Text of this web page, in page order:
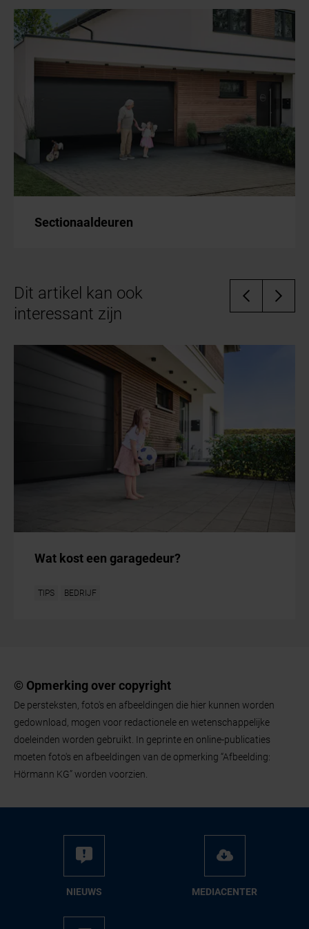
Sectionaaldeuren
Dit artikel kan ook
interessant zijn
Wat kost een garagedeur?
TIPS BEDRIJF
© Opmerking over copyright
De persteksten, foto's en afbeeldingen die hier kunnen worden
gedownload, mogen voor redactionele en wetenschappelijke
doeleinden worden gebruikt. In geprinte en online-publicaties
moeten foto's en afbeeldingen van de opmerking “Afbeelding:
Hörmann KG” worden voorzien.
NIEUWS ME­DIA­CEN­TER